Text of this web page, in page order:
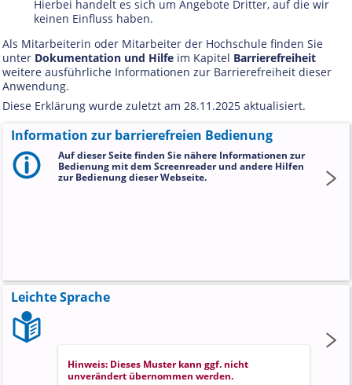
Hierbei handelt es sich um Angebote Dritter, auf die wir
keinen Einfluss haben.
Als Mitarbeiterin oder Mitarbeiter der Hochschule finden Sie
unter Dokumentation und Hilfe im Kapitel Barrierefreiheit
weitere ausführliche Informationen zur Barrierefreiheit dieser
Anwendung.
Diese Erklärung wurde zuletzt am 28.11.2025 aktualisiert.
Information zur barrierefreien Bedienung
Auf dieser Seite finden Sie nähere Informationen zur
Bedienung mit dem Screenreader und andere Hilfen
zur Bedienung dieser Webseite.
Leichte Sprache
Hinweis: Dieses Muster kann ggf. nicht
unverändert übernommen werden.